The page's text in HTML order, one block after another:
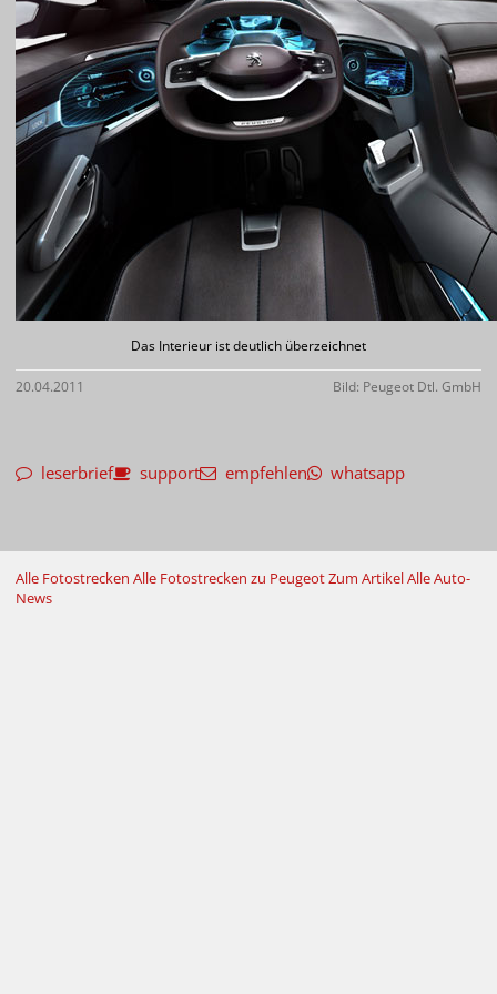
Das Interieur ist deutlich überzeichnet
20.04.2011 Bild: Peugeot Dtl. GmbH
leserbrief support empfehlen whatsapp
Alle Fotostrecken Alle Fotostrecken zu PeugeotZum ArtikelAlle Auto-
News